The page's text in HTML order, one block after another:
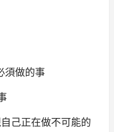
須做的事
己正在做不可能的